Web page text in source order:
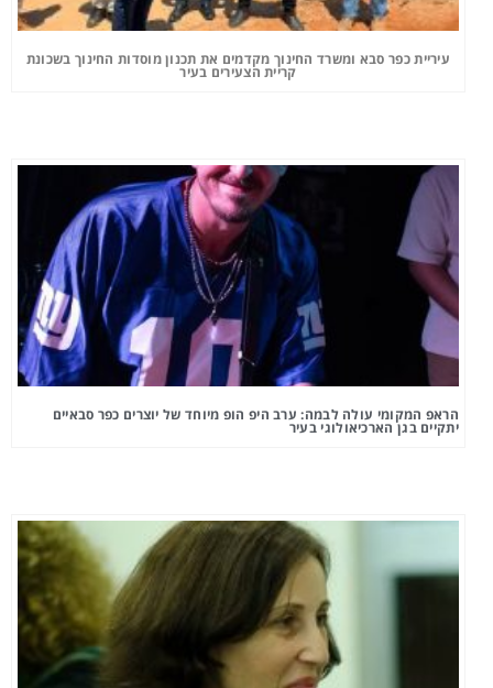
עיריית כפר סבא ומשרד החינוך מקדמים את תכנון מוסדות החינוך בשכונת
קריית הצעירים בעיר
הראפ המקומי עולה לבמה: ערב היפ הופ מיוחד של יוצרים כפר סבאיים
יתקיים בגן הארכיאולוגי בעיר